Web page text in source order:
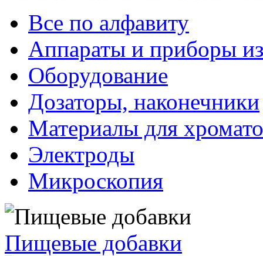
Все по алфавиту
Аппараты и приборы из
Оборудование
Дозаторы, наконечники
Материалы для
Электроды
Микроскопия
Пищевые добавки